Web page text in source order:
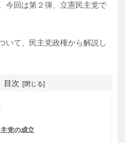
今回は第２弾、立憲民主党で
いて、民主党政権から解説し
目次
党の成立